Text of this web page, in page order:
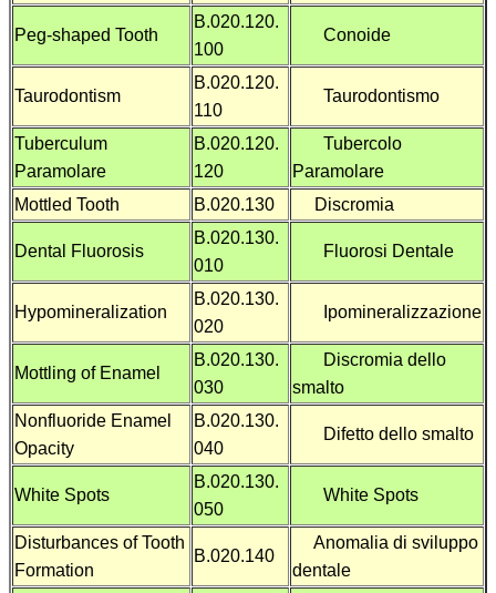
Peg-shaped Tooth
B.020.120.
100
Conoide
Taurodontism
B.020.120.
110
Taurodontismo
Tuberculum
Paramolare
B.020.120.
120
Tubercolo
Paramolare
Mottled Tooth
B.020.130 Discromia
Dental Fluorosis
B.020.130.
010
Fluorosi Dentale
Hypomineralization
B.020.130.
020
Ipomineralizzazione
Mottling of Enamel
B.020.130.
030
Discromia dello
smalto
Nonfluoride Enamel
Opacity
B.020.130.
040
Difetto dello smalto
White Spots
B.020.130.
050
White Spots
Disturbances of Tooth
Formation
B.020.140
Anomalia di sviluppo
dentale